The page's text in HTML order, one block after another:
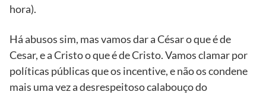
hora).
Há abusos sim, mas vamos dar a César o que é de
Cesar, e a Cristo o que é de Cristo. Vamos clamar por
políticas públicas que os incentive, e não os condene
mais uma vez a desrespeitoso calabouço do